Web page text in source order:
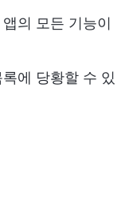
의 모든 기능이
에 당황할 수 있